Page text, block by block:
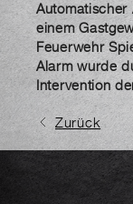
Automatischer
einem
Feuerwehr
Alarm wurde
Intervention
Zurück